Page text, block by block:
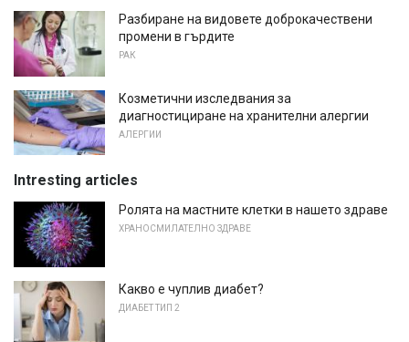
Разбиране на видовете доброкачествени
промени в гърдите
РАК
Козметични изследвания за
диагностициране на хранителни алергии
АЛЕРГИИ
Intresting articles
Ролята на мастните клетки в нашето здраве
ХРАНОСМИЛАТЕЛНО ЗДРАВЕ
Какво е чуплив диабет?
ДИАБЕТ ТИП 2